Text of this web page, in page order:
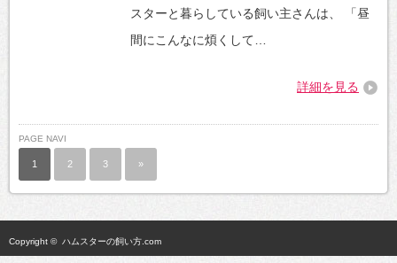
スターと暮らしている飼い主さんは、 「昼
間にこんなに煩くして…
詳細を見る
PAGE NAVI
1 2 3 »
Copyright © ハムスターの飼い方.com